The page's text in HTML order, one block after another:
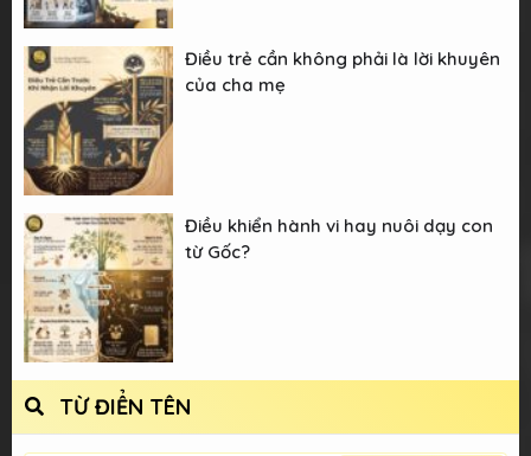
Điều trẻ cần không phải là lời khuyên
của cha mẹ
Điều khiển hành vi hay nuôi dạy con
từ Gốc?
TỪ ĐIỂN TÊN